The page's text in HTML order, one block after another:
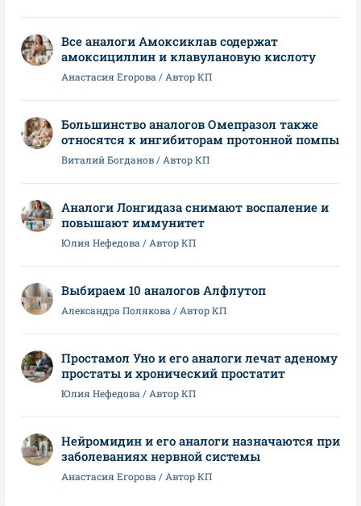
Все аналоги Амоксиклав содержат
амоксициллин и клавулановую кислоту
Анастасия Егорова / Автор КП
Большинство аналогов Омепразол также
относятся к ингибиторам протонной помпы
Виталий Богданов / Автор КП
Аналоги Лонгидаза снимают воспаление и
повышают иммунитет
Юлия Нефедова / Автор КП
Выбираем 10 аналогов Алфлутоп
Александра Полякова / Автор КП
Простамол Уно и его аналоги лечат аденому
простаты и хронический простатит
Юлия Нефедова / Автор КП
Нейромидин и его аналоги назначаются при
заболеваниях нервной системы
Анастасия Егорова / Автор КП